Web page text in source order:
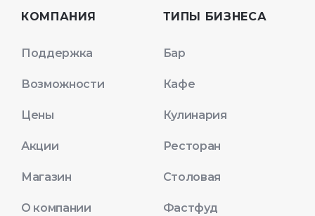
КОМПАНИЯ
Поддержка
Возможности
Цены
Акции
Магазин
О компании
ТИПЫ БИЗНЕСА
Бар
Кафе
Кулинария
Ресторан
Столовая
Фастфуд